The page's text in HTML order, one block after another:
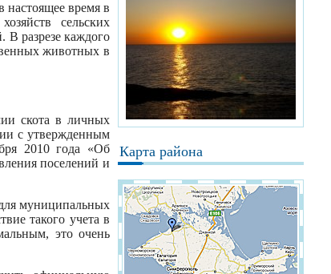
настоящее время в
сельских
В разрезе каждого
животных в
скота в личных
с утвержденным
2010 года «Об
поселений и
муниципальных
такого учета в
это очень
Карта района